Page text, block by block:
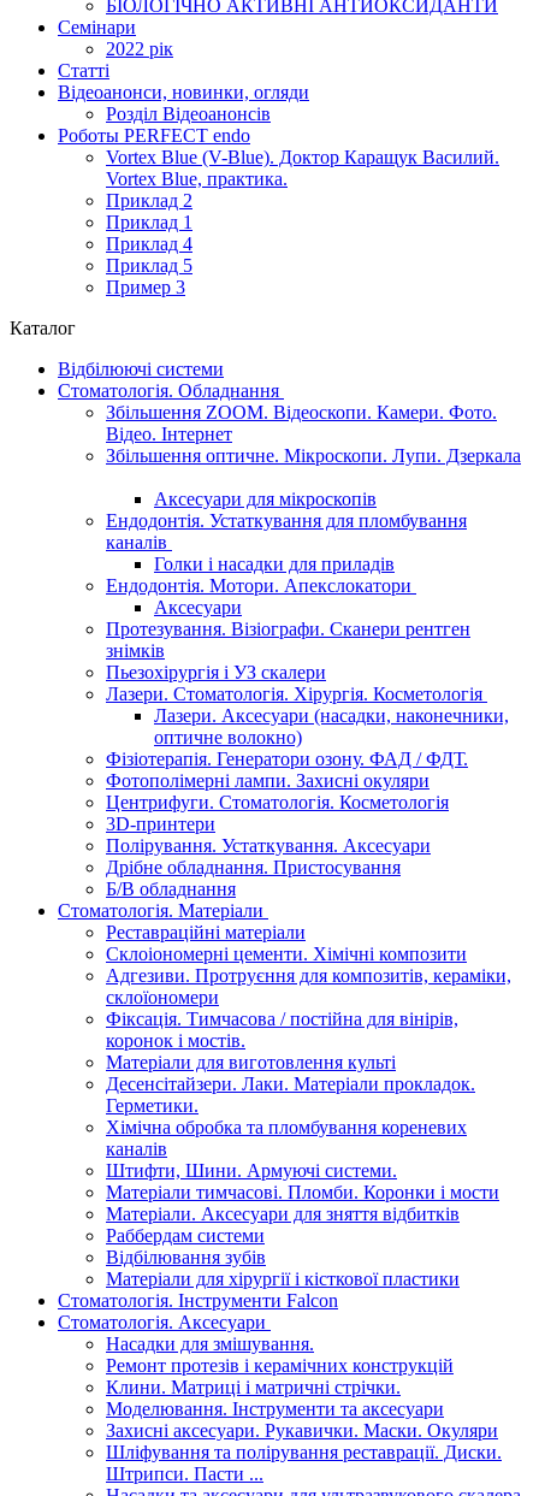
БІОЛОГІЧНО АКТИВНІ АНТИОКСИДАНТИ
Семінари
2022 рік
Статті
Відеоанонси, новинки, огляди
Розділ Відеоанонсів
Роботы PERFECT endo
Vortex Blue (V-Blue). Доктор Каращук Василий.
Vortex Blue, практика.
Приклад 2
Приклад 1
Приклад 4
Приклад 5
Пример 3
Каталог
Відбілюючі системи
Стоматологія. Обладнання
Збільшення ZOOM. Відеоскопи. Камери. Фото.
Відео. Інтернет
Збільшення оптичне. Мікроскопи. Лупи. Дзеркала
Аксесуари для мікроскопів
Ендодонтія. Устаткування для пломбування
каналів
Голки і насадки для приладів
Ендодонтія. Мотори. Апекслокатори
Аксесуари
Протезування. Візіографи. Сканери рентген
знімків
Пьезохірургія і УЗ cкалери
Лазери. Стоматологія. Хірургія. Косметологія
Лазери. Аксесуари (насадки, наконечники,
оптичне волокно)
Фізіотерапія. Генератори озону. ФАД / ФДТ.
Фотополімерні лампи. Захисні окуляри
Центрифуги. Стоматологія. Косметологія
3D-принтери
Полірування. Устаткування. Аксесуари
Дрібне обладнання. Пристосування
Б/В обладнання
Стоматологія. Матеріали
Реставраційні матеріали
Склоіономерні цементи. Хімічні композити
Адгезиви. Протруєння для композитів, кераміки,
склоїономери
Фіксація. Тимчасова / постійна для вінірів,
коронок і мостів.
Матеріали для виготовлення культі
Десенсітайзери. Лаки. Матеріали прокладок.
Герметики.
Хімічна обробка та пломбування кореневих
каналів
Штифти, Шини. Армуючі системи.
Матеріали тимчасові. Пломби. Коронки і мости
Матеріали. Аксесуари для зняття відбитків
Раббердам системи
Відбілювання зубів
Матеріали для хірургії і кісткової пластики
Стоматологія. Інструменти Falcon
Стоматологія. Аксесуари
Насадки для змішування.
Ремонт протезів і керамічних конструкцій
Клини. Матриці і матричні стрічки.
Моделювання. Інструменти та аксесуари
Захисні аксесуари. Рукавички. Маски. Окуляри
Шліфування та полірування реставрації. Диски.
Штрипси. Пасти ...